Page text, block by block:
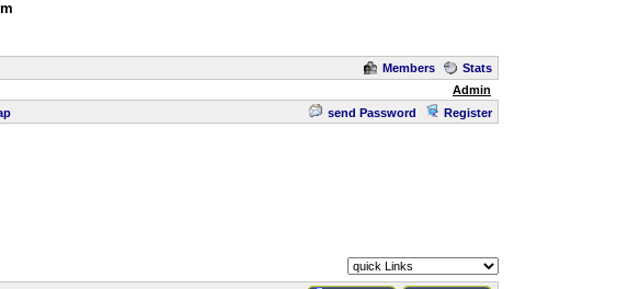
Members
Stats
Admin
send Password Register